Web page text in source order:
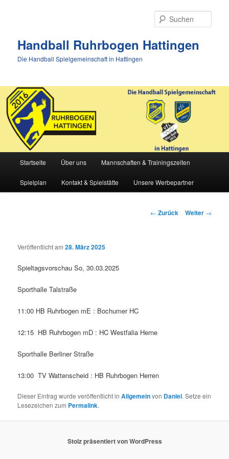
Handball Ruhrbogen Hattingen
Die Handball Spielgemeinschaft in Hattingen
Startseite Über uns Mannschaften & Trainingszeiten
Spielplan Kontakt & Spielstätte Unsere Werbepartner
Beitrags-
← Zurück Weiter →
Veröffentlicht am28. März 2025
Spieltagsvorschau So, 30.03.2025
Sporthalle Talstraße
11:00 HB Ruhrbogen mE : Bochumer HC
12:15 HB Ruhrbogen mD : HC Westfalia Herne
Sporthalle Berliner Straße
13:00 TV Wattenscheid : HB Ruhrbogen Herren
Dieser Eintrag wurde veröffentlicht inAllgemeinvon Daniel. Setze ein
Lesezeichen zum Permalink.
Stolz präsentiert von WordPress